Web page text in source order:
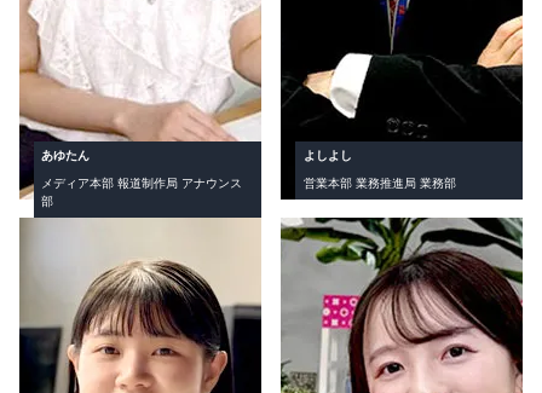
あゆたん
メディア本部 報道制作局 アナウンス
部
よしよし
営業本部 業務推進局 業務部